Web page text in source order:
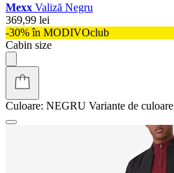
Mexx Valiză Negru
369,99 lei
-30% în MODIVOclub
Cabin size
Culoare: NEGRU Variante de culoare